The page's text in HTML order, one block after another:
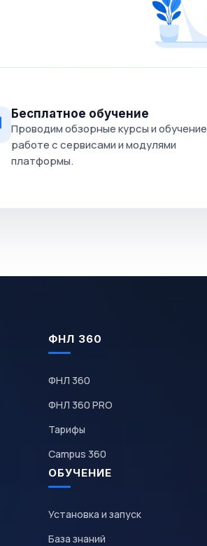
Бесплатное обучение
Проводим обзорные курсы и обучение
работе с сервисами и модулями
платформы.
ФНЛ 360
ФНЛ 360
ФНЛ 360 PRO
Тарифы
Campus 360
ОБУЧЕНИЕ
Установка и запуск
База знаний